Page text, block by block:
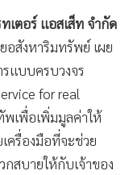
เตอร์ แอสเส็ท จำกัด
สังหาริมทรัพย์ เผย
แบบครบวงจร
for real
พเพื่อเพิ่มมูลค่าให้
ครื่องมือที่จะช่วย
สบายให้กับเจ้าของ